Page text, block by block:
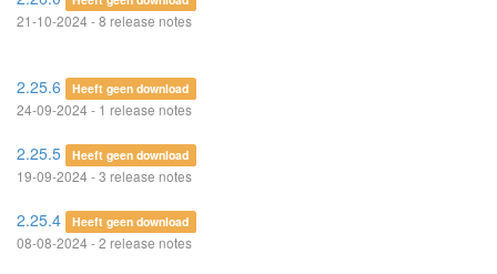
21-10-2024 - 8 release notes
2.25.6 Heeft geen download
24-09-2024 - 1 release notes
2.25.5 Heeft geen download
19-09-2024 - 3 release notes
2.25.4 Heeft geen download
08-08-2024 - 2 release notes